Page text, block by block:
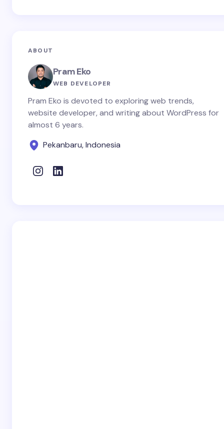
ABOUT
Pram Eko
WEB DEVELOPER
Pram Eko is devoted to exploring web trends,
website developer, and writing about WordPress for
almost 6 years.
Pekanbaru, Indonesia